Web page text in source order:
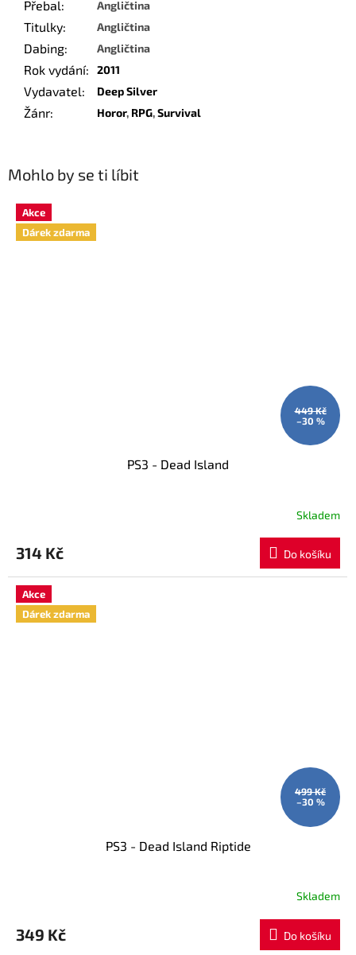
Mohlo by se ti líbit
Akce
Dárek zdarma
449 Kč
–30 %
PS3 - Dead Island
Skladem
314 Kč Do košíku
Akce
Dárek zdarma
499 Kč
–30 %
PS3 - Dead Island Riptide
Skladem
349 Kč Do košíku
Přebal: Angličtina
Titulky: Angličtina
Dabing: Angličtina
Rok vydání: 2011
Vydavatel: Deep Silver
Žánr: Horor, RPG,Survival